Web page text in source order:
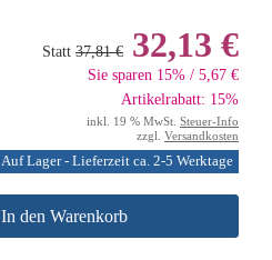
Statt 37,81 € 32,13 €
Sie sparen 15% / 5,67 €
Artikelrabatt: 15%
inkl. 19 % MwSt. Steuer-Info
zzgl. Versandkosten
Auf Lager - Lieferzeit ca. 2-5 Werktage
In den Warenkorb